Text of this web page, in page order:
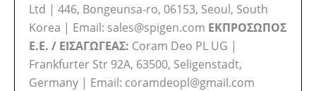
Ltd | 446, Bongeunsa-ro, 06153, Seoul, South
Korea | Email: sales@spigen.com ΕΚΠΡΟΣΩΠΟΣ
Ε.Ε. / ΕΙΣΑΓΩΓΕΑΣ: Coram Deo PL UG |
Frankfurter Str 92A, 63500, Seligenstadt,
Germany | Email: coramdeopl@gmail.com